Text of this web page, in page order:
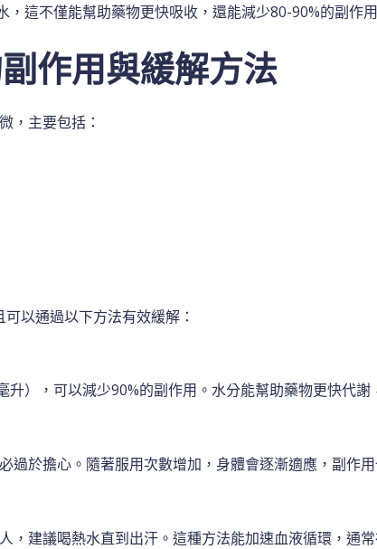
這不僅能幫助藥物更快吸收，還能減少80-90%的副作用
作用與緩解方法
，主要包括：
以通過以下方法有效緩解：
），可以減少90%的副作用。水分能幫助藥物更快代謝
過於擔心。隨著服用次數增加，身體會逐漸適應，副作用
，建議喝熱水直到出汗。這種方法能加速血液循環，通